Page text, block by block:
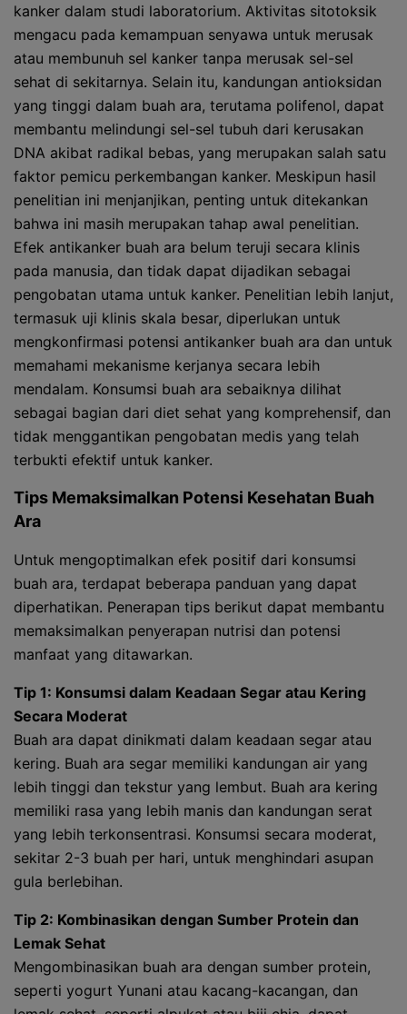
kanker dalam studi laboratorium. Aktivitas sitotoksik
mengacu pada kemampuan senyawa untuk merusak
atau membunuh sel kanker tanpa merusak sel-sel
sehat di sekitarnya. Selain itu, kandungan antioksidan
yang tinggi dalam buah ara, terutama polifenol, dapat
membantu melindungi sel-sel tubuh dari kerusakan
DNA akibat radikal bebas, yang merupakan salah satu
faktor pemicu perkembangan kanker. Meskipun hasil
penelitian ini menjanjikan, penting untuk ditekankan
bahwa ini masih merupakan tahap awal penelitian.
Efek antikanker buah ara belum teruji secara klinis
pada manusia, dan tidak dapat dijadikan sebagai
pengobatan utama untuk kanker. Penelitian lebih lanjut,
termasuk uji klinis skala besar, diperlukan untuk
mengkonfirmasi potensi antikanker buah ara dan untuk
memahami mekanisme kerjanya secara lebih
mendalam. Konsumsi buah ara sebaiknya dilihat
sebagai bagian dari diet sehat yang komprehensif, dan
tidak menggantikan pengobatan medis yang telah
terbukti efektif untuk kanker.
Tips Memaksimalkan Potensi Kesehatan Buah
Ara
Untuk mengoptimalkan efek positif dari konsumsi
buah ara, terdapat beberapa panduan yang dapat
diperhatikan. Penerapan tips berikut dapat membantu
memaksimalkan penyerapan nutrisi dan potensi
manfaat yang ditawarkan.
Tip 1: Konsumsi dalam Keadaan Segar atau Kering
Secara Moderat
Buah ara dapat dinikmati dalam keadaan segar atau
kering. Buah ara segar memiliki kandungan air yang
lebih tinggi dan tekstur yang lembut. Buah ara kering
memiliki rasa yang lebih manis dan kandungan serat
yang lebih terkonsentrasi. Konsumsi secara moderat,
sekitar 2-3 buah per hari, untuk menghindari asupan
gula berlebihan.
Tip 2: Kombinasikan dengan Sumber Protein dan
Lemak Sehat
Mengombinasikan buah ara dengan sumber protein,
seperti yogurt Yunani atau kacang-kacangan, dan